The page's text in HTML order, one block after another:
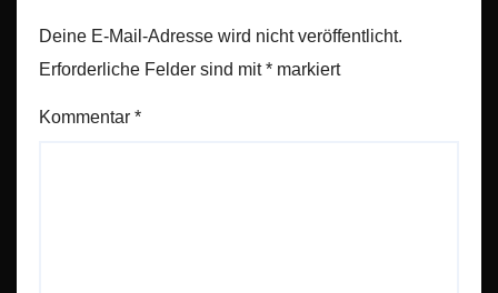
Deine E-Mail-Adresse wird nicht veröffentlicht.
Erforderliche Felder sind mit* markiert
Kommentar *